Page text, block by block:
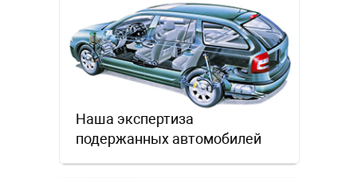
Наша экспертиза
подержанных автомобилей